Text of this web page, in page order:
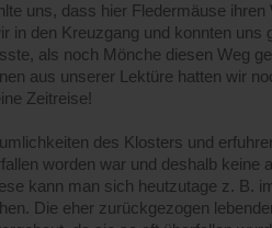
uns, dass hier Fledermäuse ihren
in den Kreuzgang und konnten uns
als noch Mönche diesen Weg
aus unserer Lektüre hatten wir
Zeitreise!
des Klosters und
worden war und deshalb keine
kann man sich heutzutage z. B.
Die eher zurückgezogen